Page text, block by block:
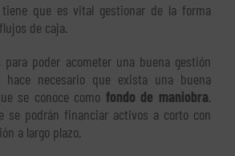
que es vital gestionar de la forma
de caja.
para poder acometer una buena gestión
hace necesario que exista una buena
se conoce como fondo de maniobra.
se podrán financiar activos a corto con
a largo plazo.